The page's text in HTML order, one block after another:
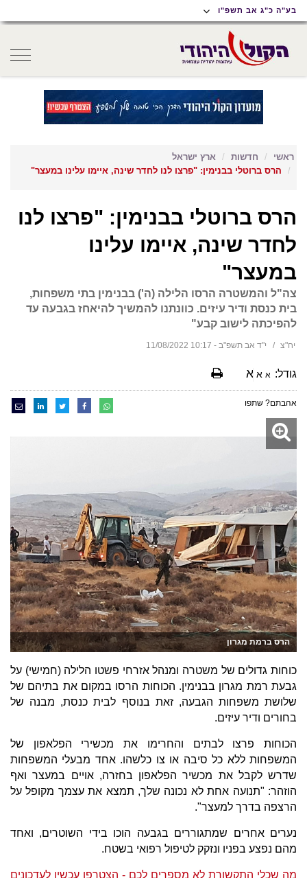
תפריט
נגישות
תפריט
ראשי
תוכן
ראשי
בע"ה כ"ג אב תשפ"ו
ראשי חדשות
ארץ ישראל
הרס ברוטלי בבנימין: "פרצו לנו לחדר שינה, איימו עלינו במעצר"
הרס ברוטלי בבנימין: "פרצו לנו
לחדר שינה, איימו עלינו
במעצר"
צה"ל והמשטרה הרסו הלילה (ה') בבנימין בתי משפחות,
בית כנסת ודיר עיזים. כוונתנו להמשיך להיאחז בגבעה עד
להפיכתה לישוב קבע"
יח"צ י"ד אב תשפ"ב - 10:17 11/08/2022
גודל: א א א
אהבתם? שתפו
הרס ברמת מגרון
כוחות גדולים של משטרה ומנהל אזרחי פשטו הלילה (חמישי) על
גבעת רמת מגרון בבנימין. הכוחות הרסו במקום את בתיהם של
שלושת משפחות הגבעה, זאת בנוסף לבית כנסת, מבנה של
בחורים ודיר עיזים.
הכוחות פרצו לבתים והחרימו את מכשירי הפלאפון של
המשפחות ללא כל סיבה או צו כלשהו. אחד מבעלי המשפחות
שדרש לקבל את מכשיר הפלאפון בחזרה, אויים במעצר ואף
הוזהר: "תנועה אחת לא נכונה שלך, תמצא את עצמך מקופל על
הרצפה בדרך למעצר".
נערים אחרים שמתגוררים בגבעה הוכו בידי השוטרים, ואחד
מהם נפצע בפניו ונזקק לטיפול רפואי בשטח.
מה שכלי התקשורת לא מספרים לכם - הצטרפו עכשיו לעדכונים